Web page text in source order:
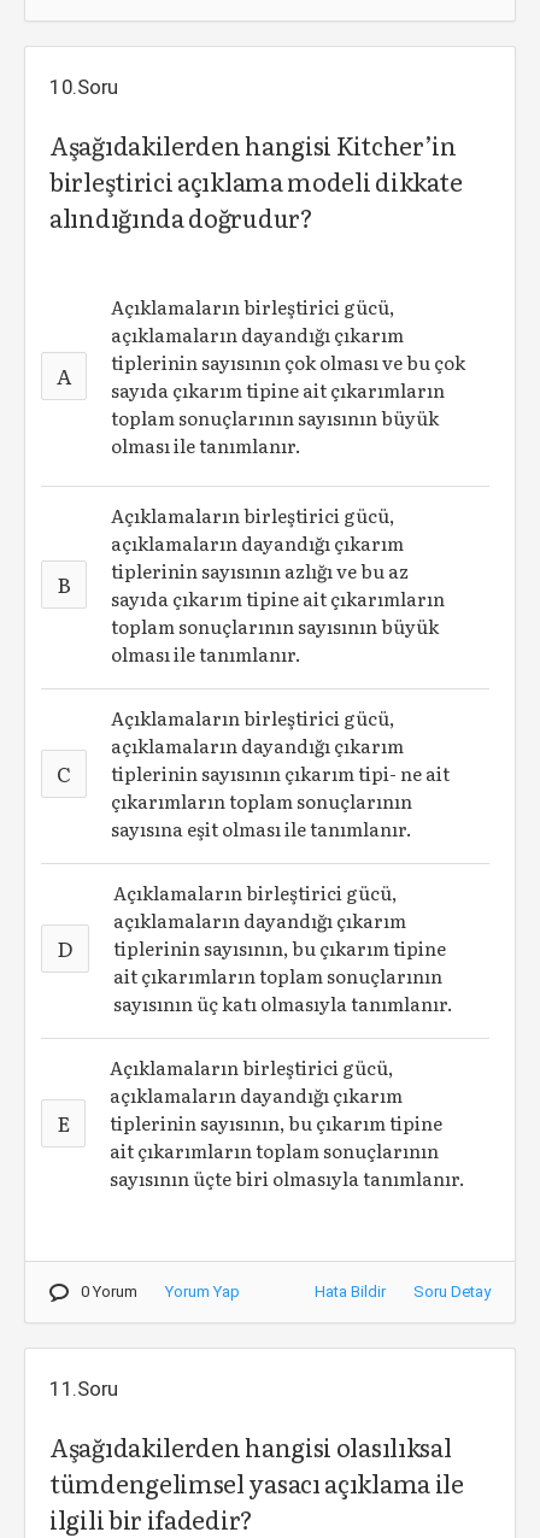
10.Soru
Aşağıdakilerden hangisi Kitcher’in
birleştirici açıklama modeli dikkate
alındığında doğrudur?
A
Açıklamaların birleştirici gücü,
açıklamaların dayandığı çıkarım
tiplerinin sayısının çok olması ve bu çok
sayıda çıkarım tipine ait çıkarımların
toplam sonuçlarının sayısının büyük
olması ile tanımlanır.
B
Açıklamaların birleştirici gücü,
açıklamaların dayandığı çıkarım
tiplerinin sayısının azlığı ve bu az
sayıda çıkarım tipine ait çıkarımların
toplam sonuçlarının sayısının büyük
olması ile tanımlanır.
C
Açıklamaların birleştirici gücü,
açıklamaların dayandığı çıkarım
tiplerinin sayısının çıkarım tipi- ne ait
çıkarımların toplam sonuçlarının
sayısına eşit olması ile tanımlanır.
D
Açıklamaların birleştirici gücü,
açıklamaların dayandığı çıkarım
tiplerinin sayısının, bu çıkarım tipine
ait çıkarımların toplam sonuçlarının
sayısının üç katı olmasıyla tanımlanır.
E
Açıklamaların birleştirici gücü,
açıklamaların dayandığı çıkarım
tiplerinin sayısının, bu çıkarım tipine
ait çıkarımların toplam sonuçlarının
sayısının üçte biri olmasıyla tanımlanır.
0 Yorum Yorum Yap Hata Bildir Soru Detay
11.Soru
Aşağıdakilerden hangisi olasılıksal
tümdengelimsel yasacı açıklama ile
ilgili bir ifadedir?